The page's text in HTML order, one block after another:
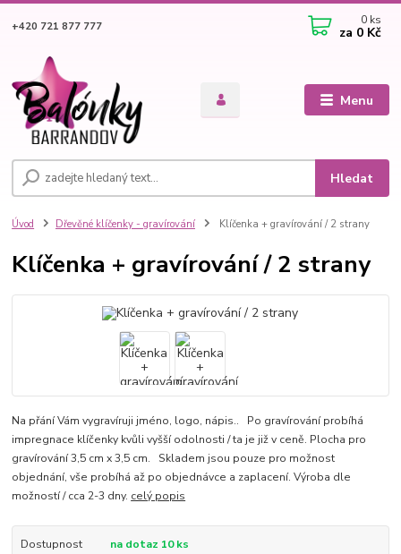
Menu
Hledat
+420 721 877 777 0 ks
za 0 Kč
Úvod Dřevěné klíčenky - gravírování Klíčenka + gravírování / 2 strany
Klíčenka + gravírování / 2 strany
Na přání Vám vygravíruji jméno, logo, nápis.. Po gravírování probíhá
impregnace klíčenky kvůli vyšší odolnosti / ta je již v ceně. Plocha pro
gravírování 3,5 cm x 3,5 cm. Skladem jsou pouze pro možnost
objednání, vše probíhá až po objednávce a zaplacení. Výroba dle
možností / cca 2-3 dny. celý popis
Dostupnost na dotaz 10 ks